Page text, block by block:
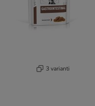
3 varianti